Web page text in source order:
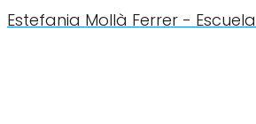
Estefania Mollà Ferrer -